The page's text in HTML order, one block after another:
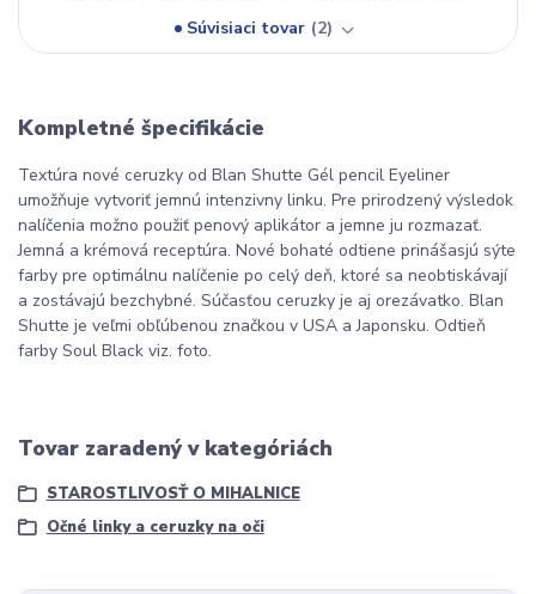
Súvisiaci tovar 2
Kompletné špecifikácie
Textúra nové ceruzky od Blan Shutte Gél pencil Eyeliner
umožňuje vytvoriť jemnú intenzivny linku. Pre prirodzený výsledok
nalíčenia možno použiť penový aplikátor a jemne ju rozmazať.
Jemná a krémová receptúra. Nové bohaté odtiene prinášasjú sýte
farby pre optimálnu nalíčenie po celý deň, ktoré sa neobtiskávají
a zostávajú bezchybné. Súčasťou ceruzky je aj orezávatko. Blan
Shutte je veľmi obľúbenou značkou v USA a Japonsku. Odtieň
farby Soul Black viz. foto.
Tovar zaradený v kategóriách
STAROSTLIVOSŤ O MIHALNICE
Očné linky a ceruzky na oči